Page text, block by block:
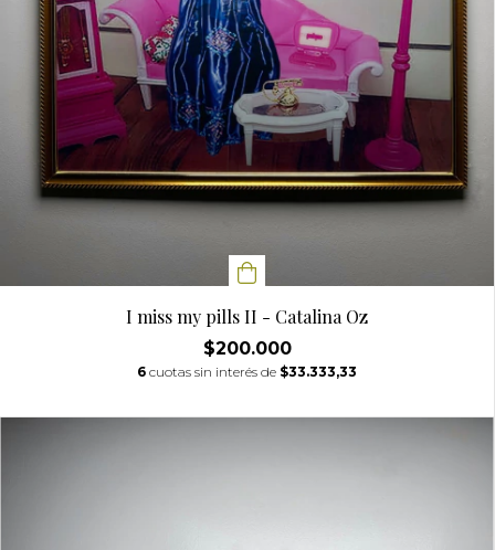
I miss my pills II - Catalina Oz
$200.000
6 cuotas sin interés de $33.333,33